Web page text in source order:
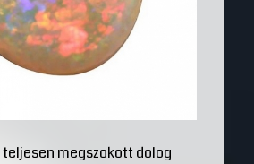
teljesen megszokott dolog